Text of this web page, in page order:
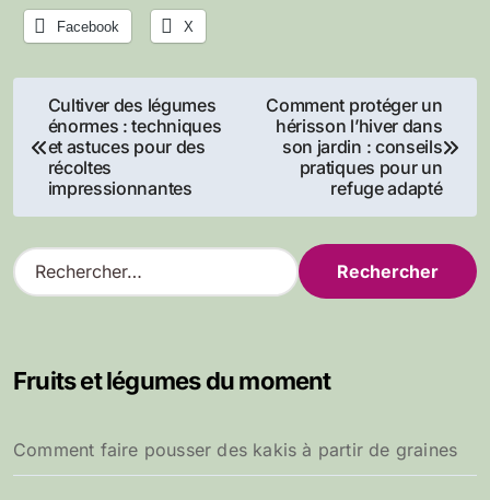
Facebook X
Navigation
de
l’article
Cultiver des légumes
énormes : techniques
et astuces pour des
récoltes
impressionnantes
Comment protéger un
hérisson l’hiver dans
son jardin : conseils
pratiques pour un
refuge adapté
R
e
r
e
r
Fruits et légumes du moment
Comment faire pousser des kakis à partir de graines